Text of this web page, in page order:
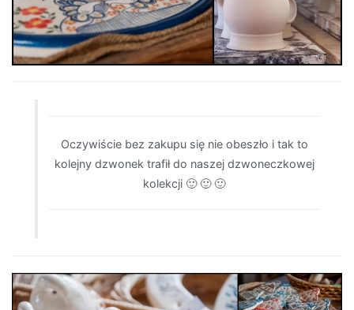
Oczywiście bez zakupu się nie obeszło i tak to
kolejny dzwonek trafił do naszej dzwoneczkowej
kolekcji 🙂 🙂 🙂